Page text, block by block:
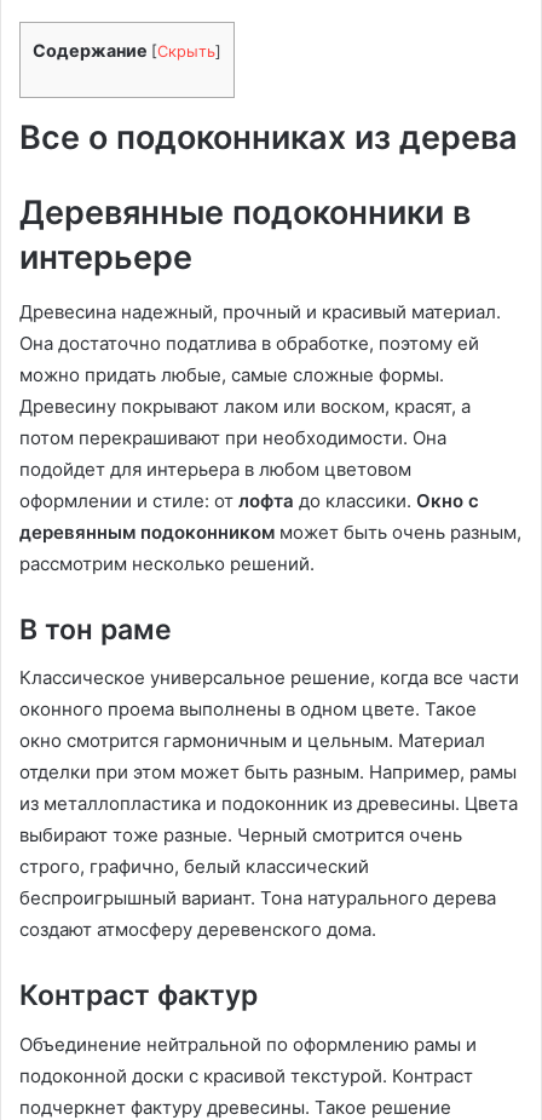
Содержание [Скрыть]
Все о подоконниках из дерева
Деревянные подоконники в
интерьере
Древесина надежный, прочный и красивый материал.
Она достаточно податлива в обработке, поэтому ей
можно придать любые, самые сложные формы.
Древесину покрывают лаком или воском, красят, а
потом перекрашивают при необходимости. Она
подойдет для интерьера в любом цветовом
оформлении и стиле: от лофта до классики. Окно с
деревянным подоконником может быть очень разным,
рассмотрим несколько решений.
В тон раме
Классическое универсальное решение, когда все части
оконного проема выполнены в одном цвете. Такое
окно смотрится гармоничным и цельным. Материал
отделки при этом может быть разным. Например, рамы
из металлопластика и подоконник из древесины. Цвета
выбирают тоже разные. Черный смотрится очень
строго, графично, белый классический
беспроигрышный вариант. Тона натурального дерева
создают атмосферу деревенского дома.
Контраст фактур
Объединение нейтральной по оформлению рамы и
подоконной доски с красивой текстурой. Контраст
подчеркнет фактуру древесины. Такое решение